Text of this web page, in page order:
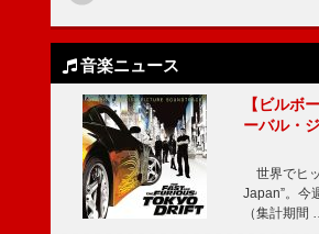
音楽ニュース
【ビルボ
ーバル・
世界でヒ
Japan”。今
（集計期間